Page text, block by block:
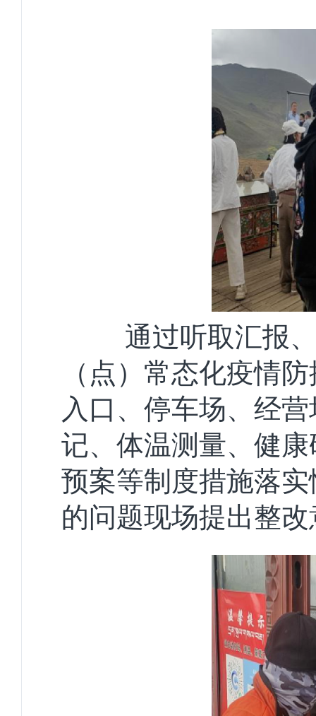
通过听取汇报、
（点）常态化疫情
入口、停车场、经
记、体温测量、健
预案等制度措施落
的问题现场提出整